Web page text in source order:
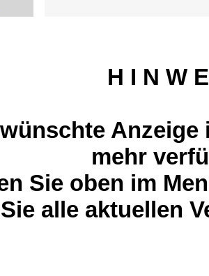
H I N W
mehr
Sie oben im
alle aktuellen